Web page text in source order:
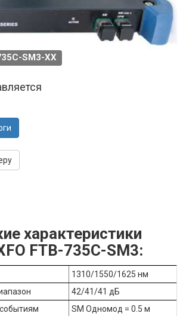
SM3-XX
характеристики
FTB-735C-SM3:
1310/1550/1625 нм
42/41/41 дБ
SM Одномод = 0.5 м